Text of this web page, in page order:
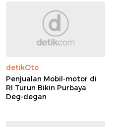
detikOto
Penjualan Mobil-motor di
RI Turun Bikin Purbaya
Deg-degan